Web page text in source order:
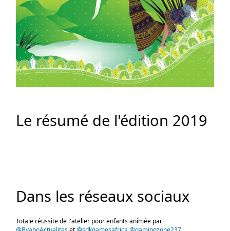
Le résumé de l'édition 2019
Dans les réseaux sociaux
Totale réussite de l'atelier pour enfants animée par